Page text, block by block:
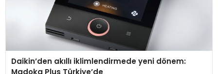
Daikin’den akıllı iklimlendirmede yeni dönem:
Madoka Plus Türkiye’de